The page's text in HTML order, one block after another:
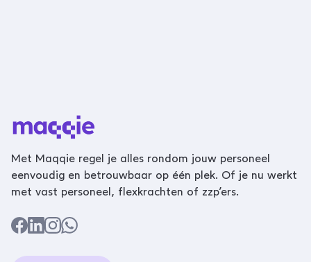
Met Maqqie regel je alles rondom jouw personeel
eenvoudig en betrouwbaar op één plek. Of je nu werkt
met vast personeel, flexkrachten of zzp’ers.